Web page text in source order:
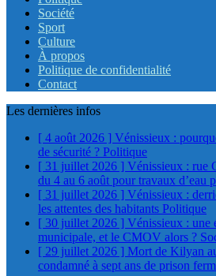
Société
Sport
Culture
À propos
Politique de confidentialité
Contact
Les dernières infos
[ 4 août 2026 ] Vénissieux :
de sécurité ? Politique
[ 31 juillet 2026 ] Vénissieux : rue
du 4 au 6 août pour travaux d’eau
[ 31 juillet 2026 ] Vénissieux :
les attentes des habitants Politique
[ 30 juillet 2026 ] Vénissieux : une
municipale, et le CMOV alors ?
[ 29 juillet 2026 ] Mort de Kilyan
condamné à sept ans de prison